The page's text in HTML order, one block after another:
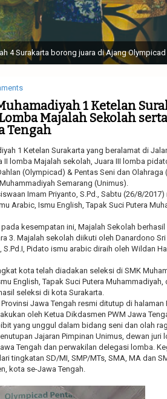
Muhammadiyah ( TSPM ) di Stadion
bendera dan tari memukau seluruh
1 Ketelan
Majalah Sekolah
Tengah
1 Ketelan Surakarta yang beralamat di
II lomba Majalah sekolah, Juara III lomba
(Olympicad) & Pentas Seni dan Olahraga
Semarang (Unimus).
Imam Priyanto, S.Pd., Sabtu (26/8/2017)
Arabic, Ismu English, Tapak Suci Putera
kesempatan ini, Majalah Sekolah berhasil
3. Majalah sekolah diikuti oleh Danardono
Pidato ismu arabic diraih oleh Wildan
kota telah diadakan seleksi di SMK
English, Tapak Suci Putera Muhammadiyah,
seleksi di kota Surakarta.
Jawa Tengah resmi ditutup di halaman
oleh Ketua Dikdasmen PWM Jawa
yang unggul dalam bidang seni dan olah
Jajaran Pimpinan Unimus, dewan juri
Tengah dan perwakilan delegasi lomba.
tingkatan SD/MI, SMP/MTs, SMA, MA dan
kota se-Jawa Tengah.